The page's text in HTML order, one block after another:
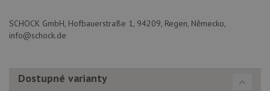
SCHOCK GmbH, Hofbauerstraße 1, 94209, Regen, Německo,
info@schock.de
Dostupné varianty